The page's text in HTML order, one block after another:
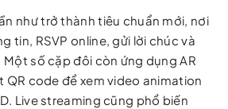
như trở thành tiêu chuẩn mới, nơi
tin, RSVP online, gửi lời chúc và
số cặp đôi còn ứng dụng AR
code để xem video animation
Live streaming cũng phổ biến